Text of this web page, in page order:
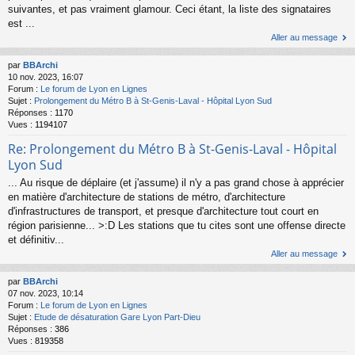
suivantes, et pas vraiment glamour. Ceci étant, la liste des signataires
est ...
Aller au message
par BBArchi
10 nov. 2023, 16:07
Forum : Le forum de Lyon en Lignes
Sujet : Prolongement du Métro B à St-Genis-Laval - Hôpital Lyon Sud
Réponses : 1170
Vues : 1194107
Re: Prolongement du Métro B à St-Genis-Laval - Hôpital
Lyon Sud
... Au risque de déplaire (et j'assume) il n'y a pas grand chose à apprécier
en matière d'architecture de stations de métro, d'architecture
d'infrastructures de transport, et presque d'architecture tout court en
région parisienne... >:D Les stations que tu cites sont une offense directe
et définitiv...
Aller au message
par BBArchi
07 nov. 2023, 10:14
Forum :
Le forum de Lyon en Lignes
Sujet : Etude de désaturation Gare Lyon Part-Dieu
Réponses : 386
Vues : 819358